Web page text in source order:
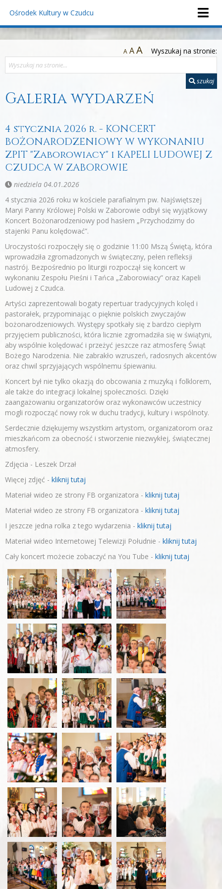
Ośrodek Kultury w Czudcu
A AA Wyszukaj na stronie:
szukaj
Galeria wydarzeń
4 stycznia 2026 r. - KONCERT
BOŻONARODZENIOWY W WYKONANIU
ZPIT "Zaborowiacy" i KAPELI LUDOWEJ Z
CZUDCA W ZABOROWIE
niedziela 04.01.2026
4 stycznia 2026 roku w kościele parafialnym pw. Najświętszej
Maryi Panny Królowej Polski w Zaborowie odbył się wyjątkowy
Koncert Bożonarodzeniowy pod hasłem „Przychodzimy do
stajenki Panu kolędować”.
Uroczystości rozpoczęły się o godzinie 11:00 Mszą Świętą, która
wprowadziła zgromadzonych w świąteczny, pełen refleksji
nastrój. Bezpośrednio po liturgii rozpoczął się koncert w
wykonaniu Zespołu Pieśni i Tańca „Zaborowiacy” oraz Kapeli
Ludowej z Czudca.
Artyści zaprezentowali bogaty repertuar tradycyjnych kolęd i
pastorałek, przypominając o pięknie polskich zwyczajów
bożonarodzeniowych. Występy spotkały się z bardzo ciepłym
przyjęciem publiczności, która licznie zgromadziła się w świątyni,
aby wspólnie kolędować i przeżyć jeszcze raz atmosferę Świąt
Bożego Narodzenia. Nie zabrakło wzruszeń, radosnych akcentów
oraz chwil sprzyjających wspólnemu śpiewaniu.
Koncert był nie tylko okazją do obcowania z muzyką i folklorem,
ale także do integracji lokalnej społeczności. Dzięki
zaangażowaniu organizatorów oraz wykonawców uczestnicy
mogli rozpocząć nowy rok w duchu tradycji, kultury i wspólnoty.
Serdecznie dziękujemy wszystkim artystom, organizatorom oraz
mieszkańcom za obecność i stworzenie niezwykłej, świątecznej
atmosfery.
Zdjęcia - Leszek Drzał
Więcej zdjęć - kliknij tutaj
Materiał wideo ze strony FB organizatora - kliknij tutaj
Materiał wideo ze strony FB organizatora - kliknij tutaj
I jeszcze jedna rolka z tego wydarzenia - kliknij tutaj
Materiał wideo Internetowej Telewizji Południe - kliknij tutaj
Cały koncert możecie zobaczyć na You Tube - kliknij tutaj